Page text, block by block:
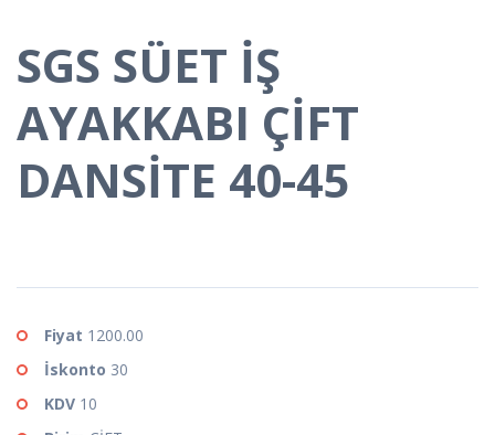
SGS SÜET İŞ
AYAKKABI ÇİFT
DANSİTE 40-45
Fiyat 1200.00
İskonto 30
KDV 10